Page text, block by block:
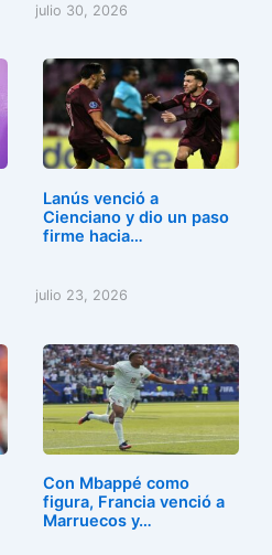
julio 30, 2026
Lanús venció a
Cienciano y dio un paso
firme hacia…
julio 23, 2026
Con Mbappé como
figura, Francia venció a
Marruecos y…